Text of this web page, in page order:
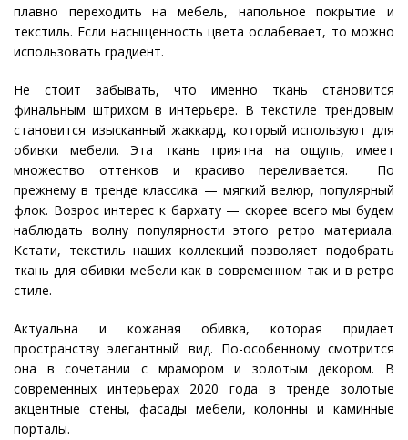
плавно переходить на мебель, напольное покрытие и
текстиль. Если насыщенность цвета ослабевает, то можно
использовать градиент.
Не стоит забывать, что именно ткань становится
финальным штрихом в интерьере. В текстиле трендовым
становится изысканный жаккард, который используют для
обивки мебели. Эта ткань приятна на ощупь, имеет
множество оттенков и красиво переливается. По
прежнему в тренде классика — мягкий велюр, популярный
флок. Возрос интерес к бархату — скорее всего мы будем
наблюдать волну популярности этого ретро материала.
Кстати, текстиль наших коллекций позволяет подобрать
ткань для обивки мебели как в современном так и в ретро
стиле.
Актуальна и кожаная обивка, которая придает
пространству элегантный вид. По-особенному смотрится
она в сочетании с мрамором и золотым декором. В
современных интерьерах 2020 года в тренде золотые
акцентные стены, фасады мебели, колонны и каминные
порталы.